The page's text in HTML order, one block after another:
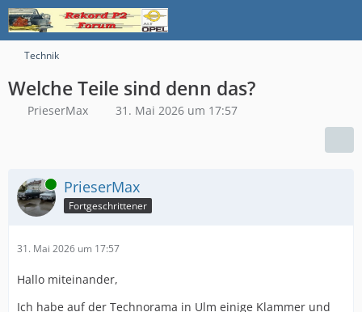
Technik
Welche Teile sind denn das?
PrieserMax 31. Mai 2026 um 17:57
Online PrieserMax
Fortgeschrittener
31. Mai 2026 um 17:57
Hallo miteinander,
Ich habe auf der Technorama in Ulm einige Klammer und